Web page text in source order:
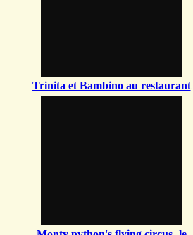
Trinita et Bambino au restaurant